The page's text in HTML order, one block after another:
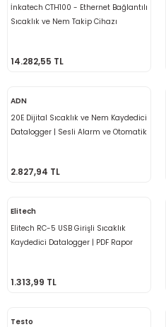
İnkatech CTH100 - Ethernet Bağlantılı
Sıcaklık ve Nem Takip Cihazı
14.282,55 TL
ADN
20E Dijital Sıcaklık ve Nem Kaydedici
Datalogger | Sesli Alarm ve Otomatik
2.827,94 TL
Elitech
Elitech RC-5 USB Girişli Sıcaklık
Kaydedici Datalogger | PDF Rapor
1.313,99 TL
Testo